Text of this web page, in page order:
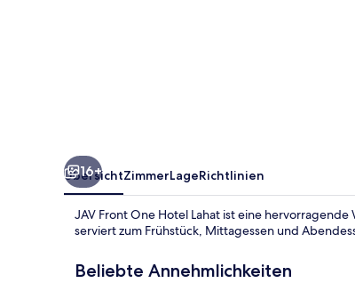
16+
ÜbersichtZimmerLageRichtlinien
JAV Front One Hotel Lahat ist eine hervorragende
serviert zum Frühstück, Mittagessen und
Beliebte Annehmlichkeiten